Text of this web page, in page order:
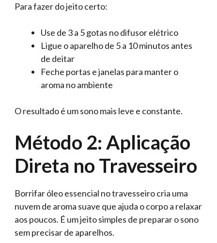
Para fazer do jeito certo:
Use de 3 a 5 gotas no difusor elétrico
Ligue o aparelho de 5 a 10 minutos antes
de deitar
Feche portas e janelas para manter o
aroma no ambiente
O resultado é um sono mais leve e constante.
Método 2: Aplicação
Direta no Travesseiro
Borrifar óleo essencial no travesseiro cria uma
nuvem de aroma suave que ajuda o corpo a relaxar
aos poucos. É um jeito simples de preparar o sono
sem precisar de aparelhos.